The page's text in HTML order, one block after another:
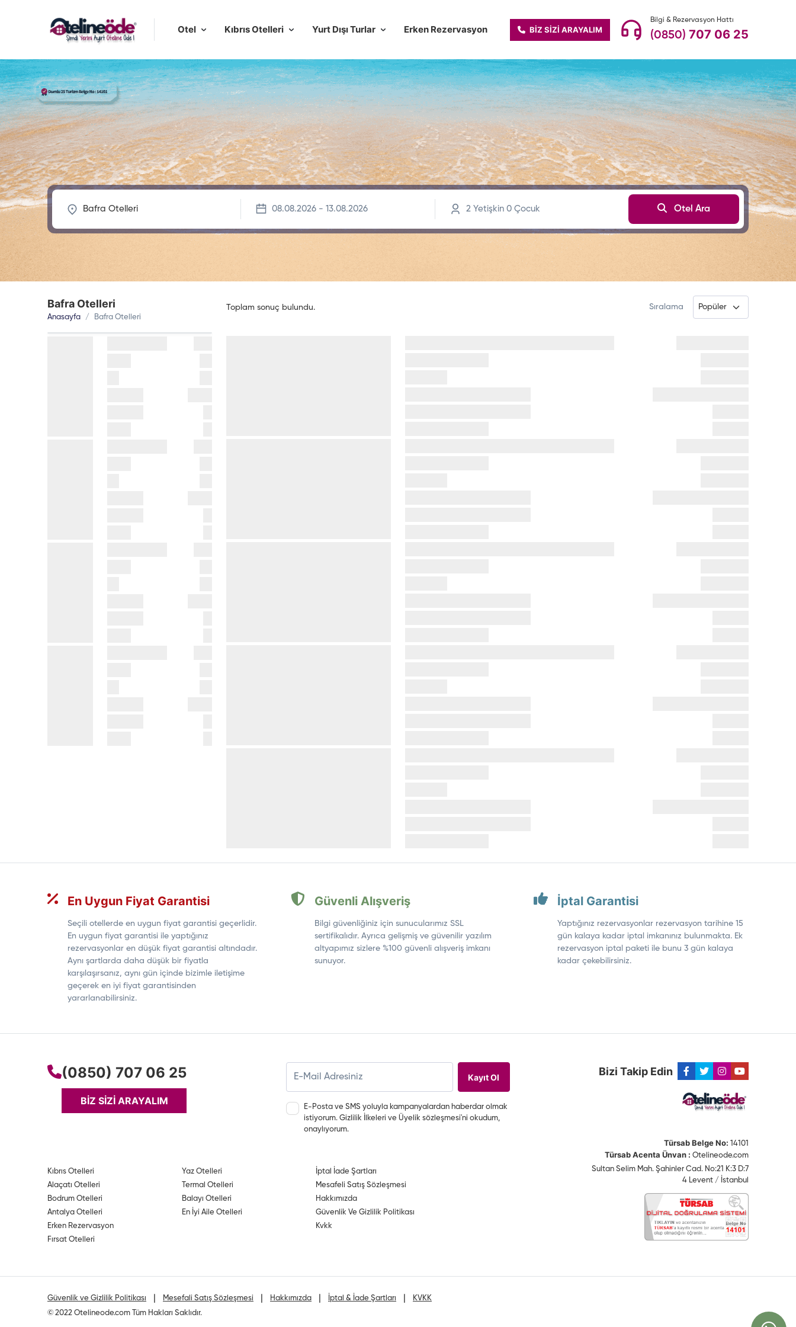
Otel Kıbrıs Otelleri Yurt Dışı Turlar Erken Rezervasyon BİZ SİZİ ARAYALIM
Bilgi & Rezervasyon Hattı
(0850) 707 06 25
2 Yetişkin 0Çocuk Otel Ara
Bafra Otelleri
Anasayfa Bafra Otelleri
Toplam sonuç bulundu. Sıralama
En Uygun Fiyat Garantisi
Seçili otellerde en uygun fiyat garantisi geçerlidir.
En uygun fiyat garantisi ile yaptığınız
rezervasyonlar en düşük fiyat garantisi altındadır.
Aynı şartlarda daha düşük bir fiyatla
karşılaşırsanız, aynı gün içinde bizimle iletişime
geçerek en iyi fiyat garantisinden
yararlanabilirsiniz.
Güvenli Alışveriş
Bilgi güvenliğiniz için sunucularımız SSL
sertifikalıdır. Ayrıca gelişmiş ve güvenilir yazılım
altyapımız sizlere %100 güvenli alışveriş imkanı
sunuyor.
İptal Garantisi
Yaptığınız rezervasyonlar rezervasyon tarihine 15
gün kalaya kadar iptal imkanınız bulunmakta. Ek
rezervasyon iptal paketi ile bunu 3 gün kalaya
kadar çekebilirsiniz.
(0850) 707 06 25
BİZ SİZİ ARAYALIM
Kayıt Ol
E-Posta ve SMS yoluyla kampanyalardan haberdar olmak
istiyorum.Gizlilik İlkeleri veÜyelik sözleşmesi'ni okudum,
onaylıyorum.
Bizi Takip Edin
Kıbrıs Otelleri
Alaçatı Otelleri
Bodrum Otelleri
Antalya Otelleri
Erken Rezervasyon
Fırsat Otelleri
Yaz Otelleri
Termal Otelleri
Balayı Otelleri
En İyi Aile Otelleri
İptal İade Şartları
Mesafeli Satış Sözleşmesi
Hakkımızda
Güvenlik Ve Gizlilik Politikası
Kvkk
Türsab Belge No: 14101
Türsab Acenta Ünvan : Otelineode.com
Sultan Selim Mah. Şahinler Cad. No:21 K:3 D:7
4 Levent / İstanbul
Güvenlik ve Gizlilik Politikası Mesefali Satış Sözleşmesi Hakkımızda İptal & İade Şartları
KVKK
© 2022 Otelineode.com Tüm Hakları Saklıdır.